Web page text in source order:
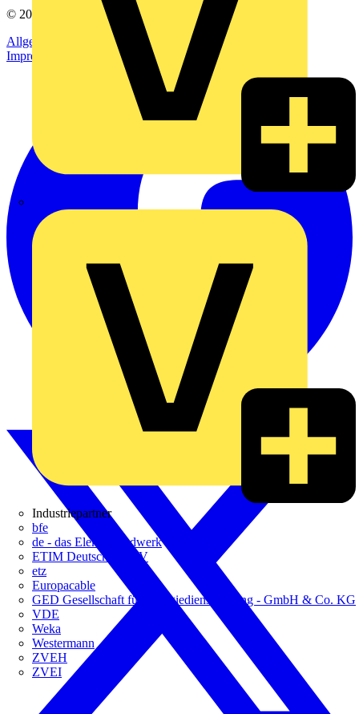
Industriepartner
bfe
de - das Elektrohandwerk
ETIM Deutschland eV
etz
Europacable
GED Gesellschaft für Energiedienstleistung - GmbH & Co. KG
VDE
Weka
Westermann
ZVEH
ZVEI
© 2002-
Voltimum
Allgemeine Geschäftsbedingungen
Datenschutzerklärung
Impressum